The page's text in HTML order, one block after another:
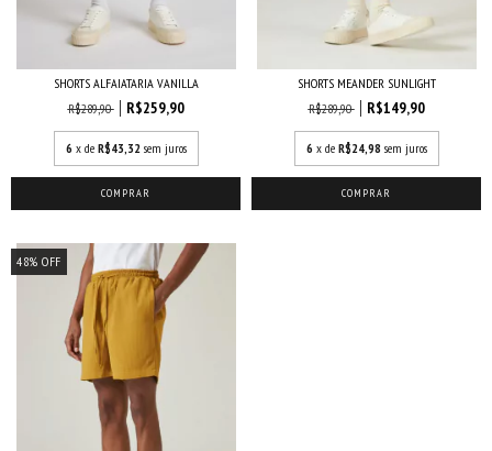
SHORTS ALFAIATARIA VANILLA
R$289,90
R$259,90
6 x de R$43,32 sem juros
COMPRAR
SHORTS MEANDER SUNLIGHT
R$289,90
R$149,90
6 x de R$24,98 sem juros
COMPRAR
48% OFF